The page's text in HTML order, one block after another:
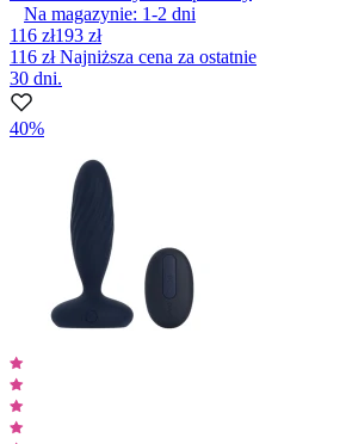
Na magazynie: 1-2 dni
116 zł193 zł
116 złNajniższa cena za ostatnie
30 dni.
40%